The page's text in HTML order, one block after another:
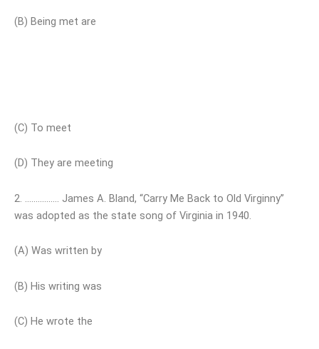
(B) Being met are
(C) To meet
(D) They are meeting
2. ……………. James A. Bland, “Carry Me Back to Old Virginny”
was adopted as the state song of Virginia in 1940.
(A) Was written by
(B) His writing was
(C) He wrote the